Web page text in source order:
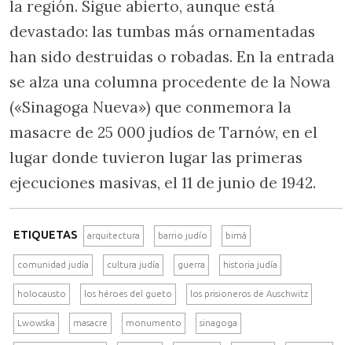
la región. Sigue abierto, aunque está
devastado: las tumbas más ornamentadas
han sido destruidas o robadas. En la entrada
se alza una columna procedente de la Nowa
(«Sinagoga Nueva») que conmemora la
masacre de 25 000 judíos de Tarnów, en el
lugar donde tuvieron lugar las primeras
ejecuciones masivas, el 11 de junio de 1942.
ETIQUETAS arquitectura barrio judío bimá
comunidad judía cultura judía guerra historia judía
holocausto los héroes del gueto los prisioneros de Auschwitz
Lwowska masacre monumento sinagoga